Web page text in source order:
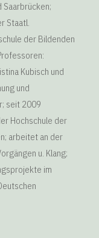
Saarbrücken;
Staatl.
der Bildenden
Kubisch und
und
seit 2009
Hochschule der
arbeitet an der
u. Klang;
im